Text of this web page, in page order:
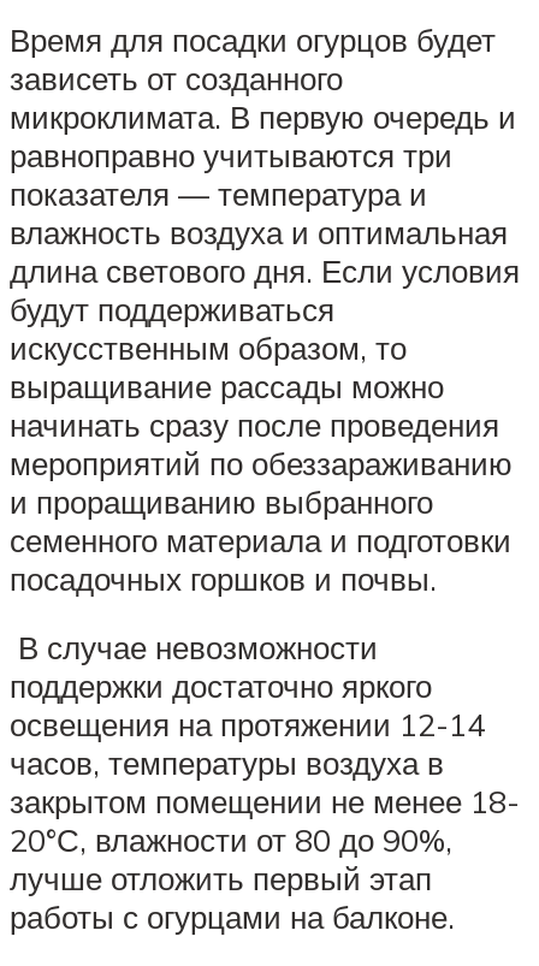
Время для посадки огурцов будет
зависеть от созданного
микроклимата. В первую очередь и
равноправно учитываются три
показателя — температура и
влажность воздуха и оптимальная
длина светового дня. Если условия
будут поддерживаться
искусственным образом, то
выращивание рассады можно
начинать сразу после проведения
мероприятий по обеззараживанию
и проращиванию выбранного
семенного материала и подготовки
посадочных горшков и почвы.
В случае невозможности
поддержки достаточно яркого
освещения на протяжении 12-14
часов, температуры воздуха в
закрытом помещении не менее 18-
20°С, влажности от 80 до 90%,
лучше отложить первый этап
работы с огурцами на балконе.